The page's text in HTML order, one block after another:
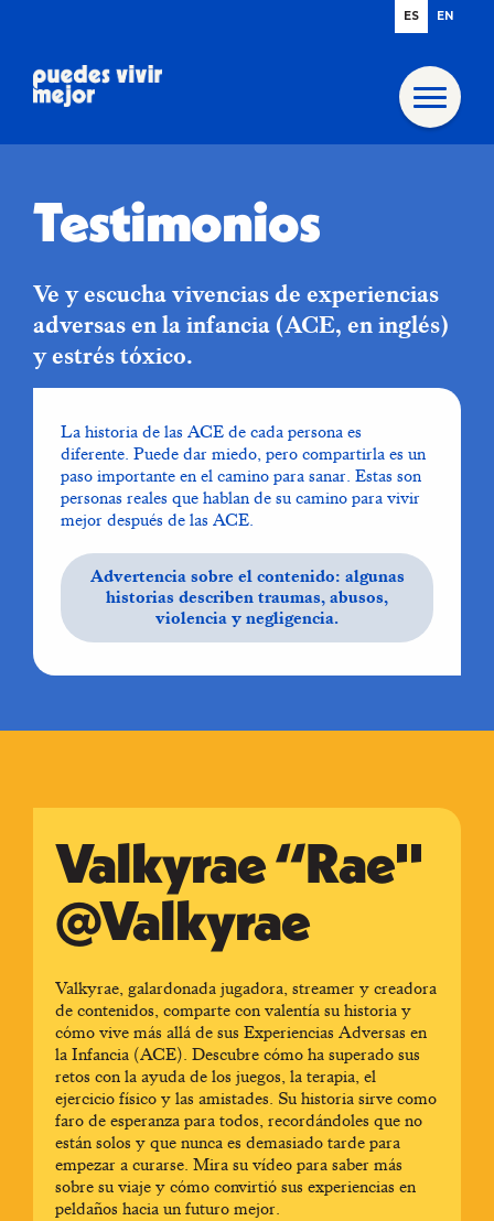
Testimonios
Ve y escucha vivencias de experiencias
adversas en la infancia (ACE, en inglés)
y estrés tóxico.
La historia de las ACE de cada persona es
diferente. Puede dar miedo, pero compartirla es un
paso importante en el camino para sanar. Estas son
personas reales que hablan de su camino para vivir
mejor después de las ACE.
Advertencia sobre el contenido: algunas
historias describen traumas, abusos,
violencia y negligencia.
Valkyrae “Rae"
@Valkyrae
Valkyrae, galardonada jugadora, streamer y creadora
de contenidos, comparte con valentía su historia y
cómo vive más allá de sus Experiencias Adversas en
la Infancia (ACE). Descubre cómo ha superado sus
retos con la ayuda de los juegos, la terapia, el
ejercicio físico y las amistades. Su historia sirve como
faro de esperanza para todos, recordándoles que no
están solos y que nunca es demasiado tarde para
empezar a curarse. Mira su vídeo para saber más
sobre su viaje y cómo convirtió sus experiencias en
peldaños hacia un futuro mejor.
ES EN